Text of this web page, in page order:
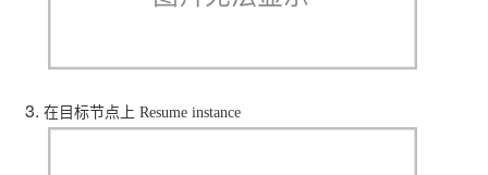
在目标节点上 Resume instance